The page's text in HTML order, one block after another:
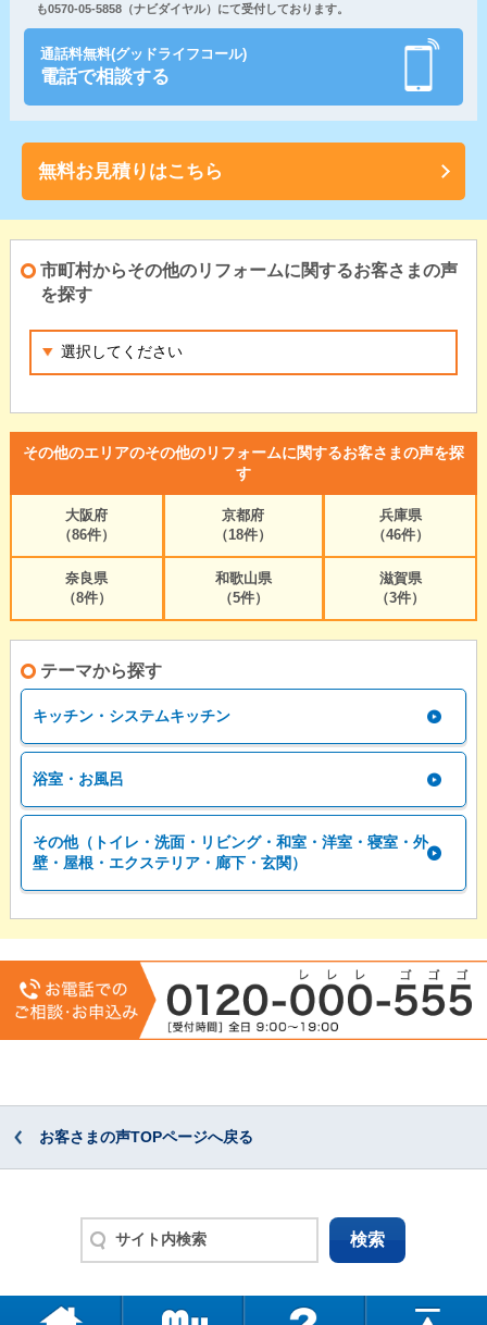
も0570-05-5858（ナビダイヤル）にて受付しております。
通話料無料(グッドライフコール)
電話で相談する
無料お見積りはこちら
市町村からその他のリフォームに関するお客さまの声
を探す
その他のエリアのその他のリフォームに関するお客さまの声を探
す
大阪府
（86件）
京都府
（18件）
兵庫県
（46件）
奈良県
（8件）
和歌山県
（5件）
滋賀県
（3件）
テーマから探す
キッチン・システムキッチン
浴室・お風呂
その他（トイレ・洗面・リビング・和室・洋室・寝室・外
壁・屋根・エクステリア・廊下・玄関）
お客さまの声TOPページへ戻る